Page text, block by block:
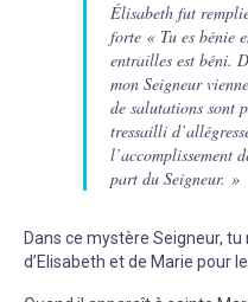
Élisabeth fut
forte « Tu es bénie
entrailles est béni.
mon Seigneur
de salutations sont
tressailli
l’accomplissement
part du Seigneur. »
Dans ce mystère Seigneur,
d’Elisabeth et de Marie pour